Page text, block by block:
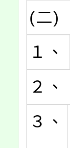
(二)
１、
２、
３、